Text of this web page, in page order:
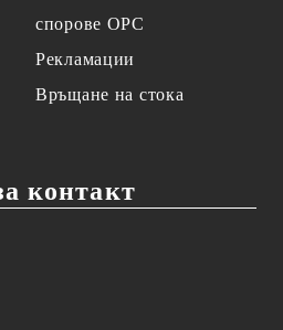
спорове OPC
Рекламации
Връщане на стока
контакт